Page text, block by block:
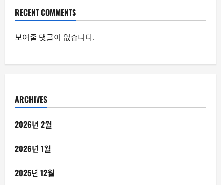
RECENT COMMENTS
보여줄 댓글이 없습니다.
ARCHIVES
2026년 2월
2026년 1월
2025년 12월